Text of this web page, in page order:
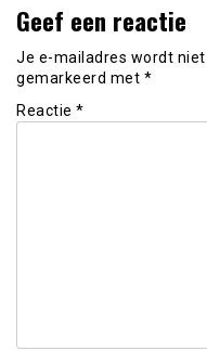
Geef een reactie
Je e-mailadres wordt niet
gemarkeerd met *
Reactie *